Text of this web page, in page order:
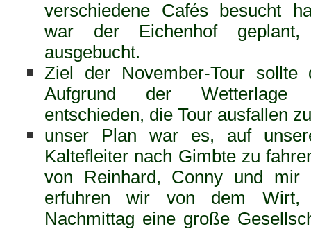
verschiedene Cafés besucht
war der Eichenhof
ausgebucht.
Ziel der November-Tour sollte
Aufgrund der Wetterlage
entschieden, die Tour ausfallen
unser Plan war es, auf
Kaltefleiter nach Gimbte zu
von Reinhard, Conny und mir
erfuhren wir von dem
Nachmittag eine große